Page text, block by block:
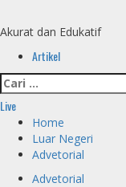
content
Akurat dan Edukatif
Primary
Menu
Artikel
Cari
untuk:
Live
Home
Luar Negeri
Advetorial
Advetorial